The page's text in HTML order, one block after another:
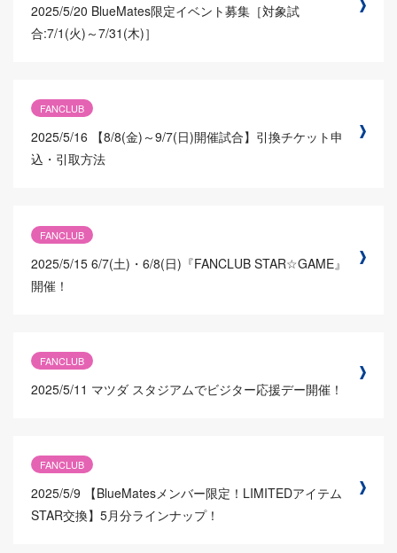
2025/5/20 BlueMates限定イベント募集［対象試
合:7/1(火)～7/31(木)］
FANCLUB
2025/5/16
【8/8(金)～9/7(日)開催試合】引換チケット申
込・引取方法
FANCLUB
2025/5/15 6/7(土)・6/8(日)『FANCLUB STAR☆GAME』
開催！
FANCLUB
2025/5/11 マツダ スタジアムでビジター応援デー開催！
FANCLUB
2025/5/9
【BlueMatesメンバー限定！LIMITEDアイテム
STAR交換】5月分ラインナップ！